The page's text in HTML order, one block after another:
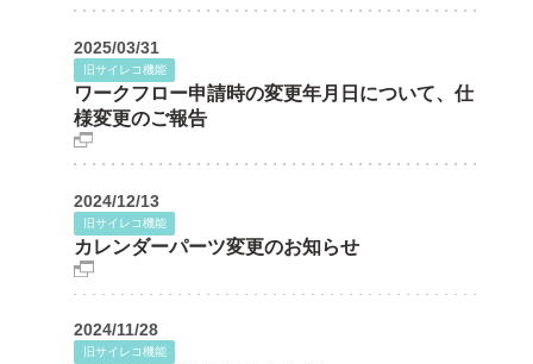
2025/03/31
旧サイレコ機能
ワークフロー申請時の変更年月日について、仕
様変更のご報告
2024/12/13
旧サイレコ機能
カレンダーパーツ変更のお知らせ
2024/11/28
旧サイレコ機能